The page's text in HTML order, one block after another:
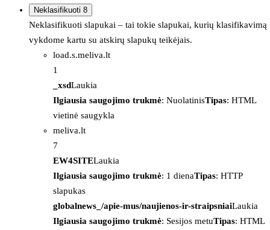
Neklasifikuoti 8
Neklasifikuoti slapukai – tai tokie slapukai, kurių klasifikavimą
vykdome kartu su atskirų slapukų teikėjais.
load.s.meliva.lt
1
_xsdLaukia
Ilgiausia saugojimo trukmė: NuolatinisTipas: HTML
vietinė saugykla
meliva.lt
7
EW4SITELaukia
Ilgiausia saugojimo trukmė: 1 dienaTipas: HTTP
slapukas
globalnews_/apie-mus/naujienos-ir-straipsniaiLaukia
Ilgiausia saugojimo trukmė: Sesijos metuTipas: HTML